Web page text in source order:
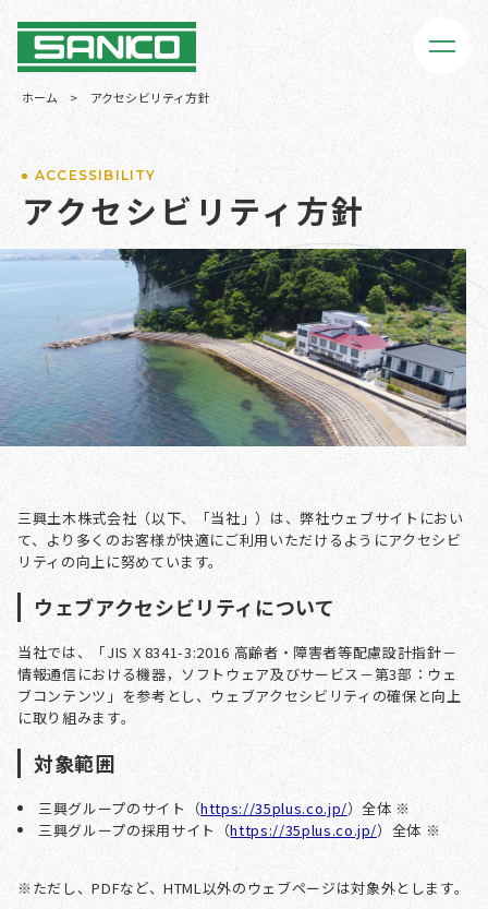
ACCESSIBILITY
アクセシビリティ方針
ホーム > アクセシビリティ方針
三興土木株式会社（以下、「当社」）は、弊社ウェブサイトにおい
て、より多くのお客様が快適にご利用いただけるようにアクセシビ
リティの向上に努めています。
ウェブアクセシビリティについて
当社では、「JIS X 8341-3:2016 高齢者・障害者等配慮設計指針－
情報通信における機器，ソフトウェア及びサービス－第3部：ウェ
ブコンテンツ」を参考とし、ウェブアクセシビリティの確保と向上
に取り組みます。
対象範囲
三興グループのサイト（https://35plus.co.jp/）全体 ※
三興グループの採用サイト（https://35plus.co.jp/）全体 ※
※ただし、PDFなど、HTML以外のウェブページは対象外とします。